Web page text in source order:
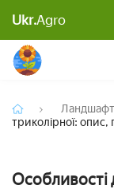
Ukr.Agroпосадка,
триколірної: опис,
Особливості